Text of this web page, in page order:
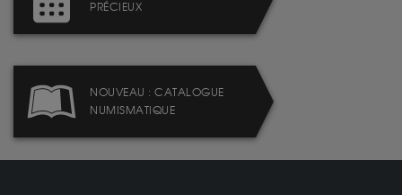
PRÉCIEUX
NOUVEAU : CATALOGUE
NUMISMATIQUE